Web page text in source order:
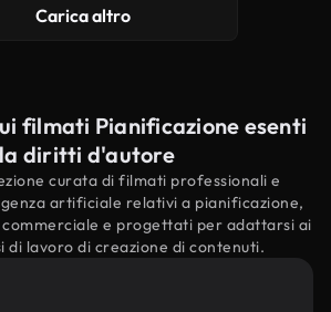
Carica altro
filmati Pianificazione esenti
diritti d'autore
curata di filmati professionali e
artificiale relativi a pianificazione,
e progettati per adattarsi ai
di lavoro di creazione di contenuti.